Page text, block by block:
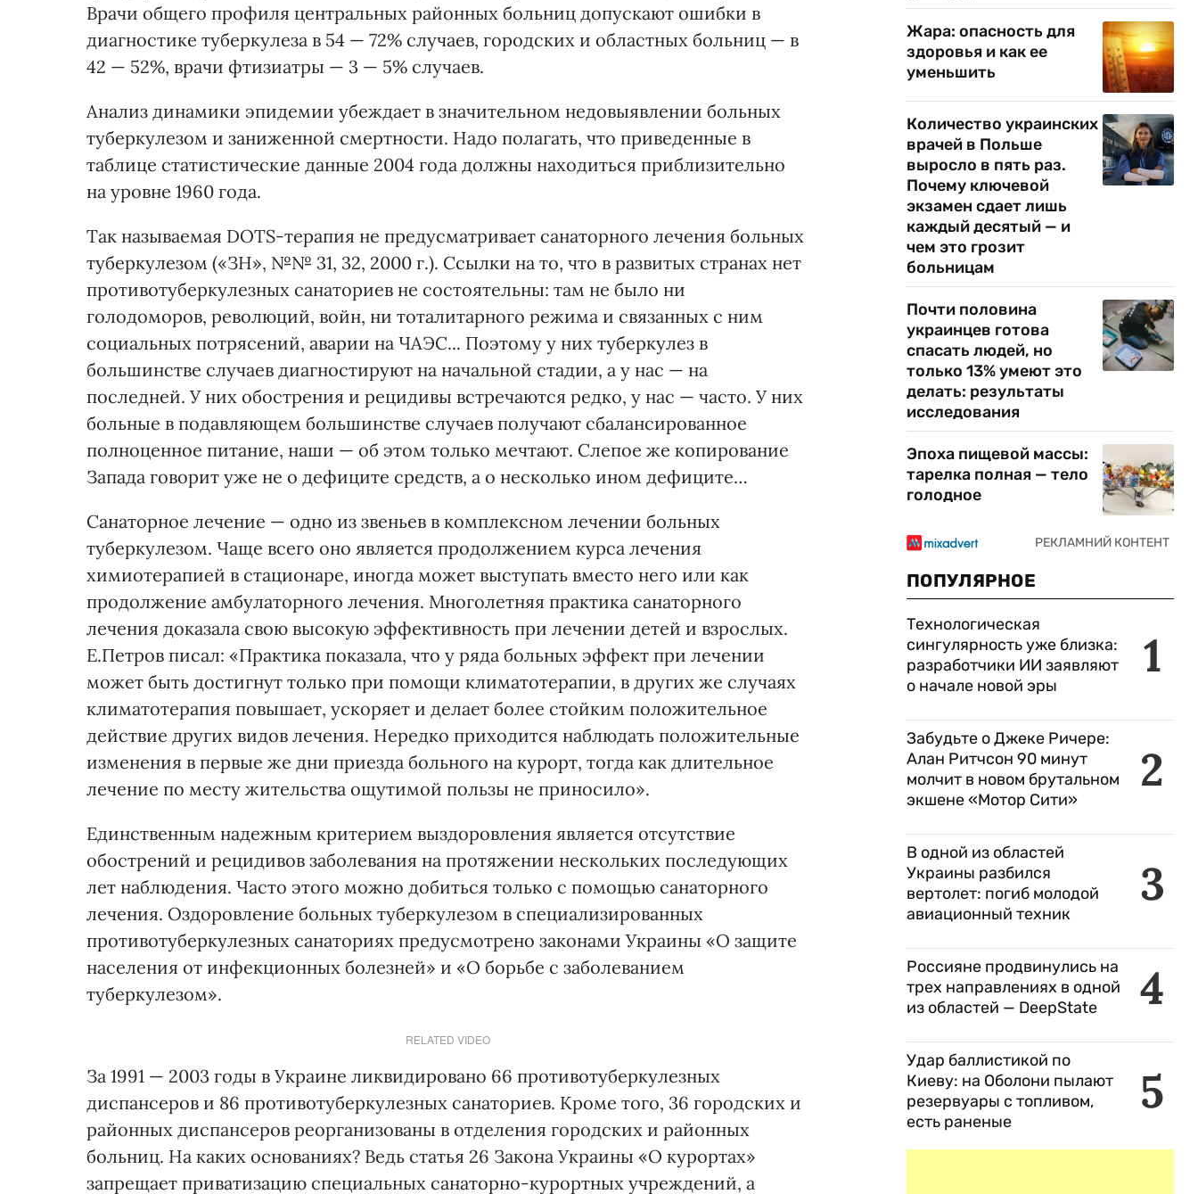
Врачи общего профиля центральных районных больниц допускают ошибки в
диагностике туберкулеза в 54 — 72% случаев, городских и областных больниц — в
42 — 52%, врачи фтизиатры — 3 — 5% случаев.
Анализ динамики эпидемии убеждает в значительном недовыявлении больных
туберкулезом и заниженной смертности. Надо полагать, что приведенные в
таблице статистические данные 2004 года должны находиться приблизительно
на уровне 1960 года.
Так называемая DOTS-терапия не предусматривает санаторного лечения больных
туберкулезом («ЗН», №№ 31, 32, 2000 г.). Ссылки на то, что в развитых странах нет
противотуберкулезных санаториев не состоятельны: там не было ни
голодоморов, революций, войн, ни тоталитарного режима и связанных с ним
социальных потрясений, аварии на ЧАЭС... Поэтому у них туберкулез в
большинстве случаев диагностируют на начальной стадии, а у нас — на
последней. У них обострения и рецидивы встречаются редко, у нас — часто. У них
больные в подавляющем большинстве случаев получают сбалансированное
полноценное питание, наши — об этом только мечтают. Слепое же копирование
Запада говорит уже не о дефиците средств, а о несколько ином дефиците…
Санаторное лечение — одно из звеньев в комплексном лечении больных
туберкулезом. Чаще всего оно является продолжением курса лечения
химиотерапией в стационаре, иногда может выступать вместо него или как
продолжение амбулаторного лечения. Многолетняя практика санаторного
лечения доказала свою высокую эффективность при лечении детей и взрослых.
Е.Петров писал: «Практика показала, что у ряда больных эффект при лечении
может быть достигнут только при помощи климатотерапии, в других же случаях
климатотерапия повышает, ускоряет и делает более стойким положительное
действие других видов лечения. Нередко приходится наблюдать положительные
изменения в первые же дни приезда больного на курорт, тогда как длительное
лечение по месту жительства ощутимой пользы не приносило».
Единственным надежным критерием выздоровления является отсутствие
обострений и рецидивов заболевания на протяжении нескольких последующих
лет наблюдения. Часто этого можно добиться только с помощью санаторного
лечения. Оздоровление больных туберкулезом в специализированных
противотуберкулезных санаториях предусмотрено законами Украины «О защите
населения от инфекционных болезней» и «О борьбе с заболеванием
туберкулезом».
RELATED VIDEO
За 1991 — 2003 годы в Украине ликвидировано 66 противотуберкулезных
диспансеров и 86 противотуберкулезных санаториев. Кроме того, 36 городских и
районных диспансеров реорганизованы в отделения городских и районных
больниц. На каких основаниях? Ведь статья 26 Закона Украины «О курортах»
запрещает приватизацию специальных санаторно-курортных учреждений, а
Жара: опасность для
здоровья и как ее
уменьшить
Количество украинских
врачей в Польше
выросло в пять раз.
Почему ключевой
экзамен сдает лишь
каждый десятый — и
чем это грозит
больницам
Почти половина
украинцев готова
спасать людей, но
только 13% умеют это
делать: результаты
исследования
Эпоха пищевой массы:
тарелка полная — тело
голодное
ПОПУЛЯРНОЕ
1
Технологическая
сингулярность уже близка:
разработчики ИИ заявляют
о начале новой эры
2
Забудьте о Джеке Ричере:
Алан Ритчсон 90 минут
молчит в новом брутальном
экшене «Мотор Сити»
3
В одной из областей
Украины разбился
вертолет: погиб молодой
авиационный техник
4
Россияне продвинулись на
трех направлениях в одной
из областей — DeepState
5
Удар баллистикой по
Киеву: на Оболони пылают
резервуары с топливом,
есть раненые